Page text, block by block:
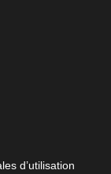
d’utilisation